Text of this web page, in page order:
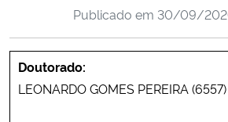
Ministério da Cidadania
Ministério da Saúde
Ministério de Minas e Energia
Publicado em 30/09/
Doutorado:
LEONARDO GOMES PEREIRA (6557)